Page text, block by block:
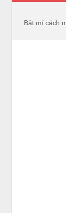
Bật mí cách